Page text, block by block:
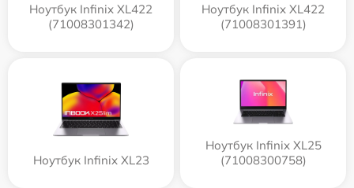
Ноутбук Infinix XL422
(71008301342)
Ноутбук Infinix XL422
(71008301391)
Ноутбук Infinix XL23
Ноутбук Infinix XL25
(71008300758)